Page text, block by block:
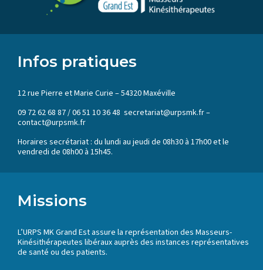
Infos pratiques
12 rue Pierre et Marie Curie – 54320 Maxéville
09 72 62 68 87 / 06 51 10 36 48 secretariat@urpsmk.fr –
contact@urpsmk.fr
Horaires secrétariat : du lundi au jeudi de 08h30 à 17h00 et le
vendredi de 08h00 à 15h45.
Missions
L’URPS MK Grand Est assure la représentation des Masseurs-
Kinésithérapeutes libéraux auprès des instances représentatives
de santé ou des patients.